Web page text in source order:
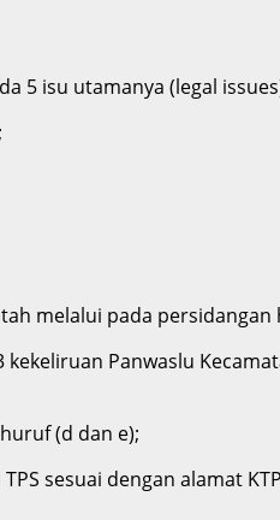
5 isu utamanya (legal
melalui pada persidangan
Panwaslu
(d dan e);
sesuai dengan alamat